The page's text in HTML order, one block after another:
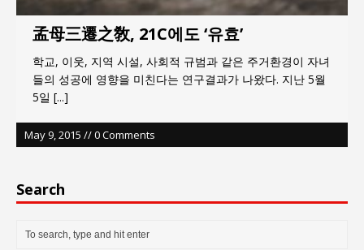
孟母三遷之敎, 21C에도 ‘유효’
학교, 이웃, 지역 시설, 사회적 규범과 같은 주거환경이 자녀
들의 성공에 영향을 미친다는 연구결과가 나왔다. 지난 5월
5일 [...]
May 9, 2015 // 0 Comments
Search